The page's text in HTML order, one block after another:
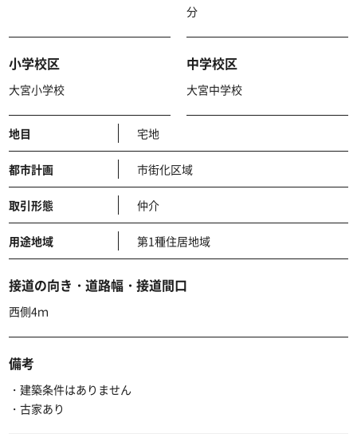
分
小学校区
大宮小学校
中学校区
大宮中学校
地目 宅地
都市計画 市街化区域
取引形態 仲介
用途地域 第1種住居地域
接道の向き・道路幅・接道間口
西側4ｍ
備考
・建築条件はありません
・古家あり